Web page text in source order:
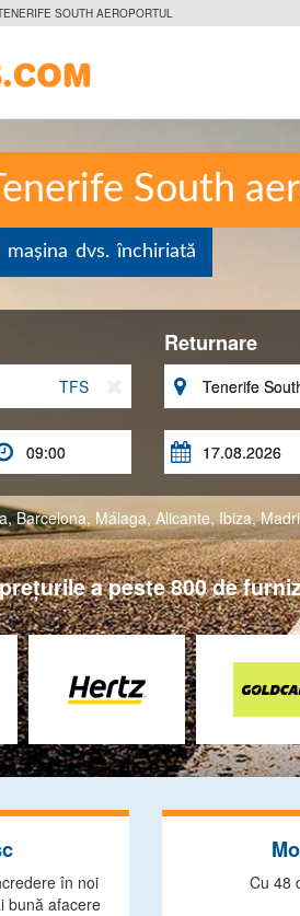
SOUTH AEROPORTUL
South
dvs. închiriată
TFS
Returnare


,Barcelona,Málaga, Alicante, Ibiza,
a peste 800 de
în noi
bună afacere
Cu 48